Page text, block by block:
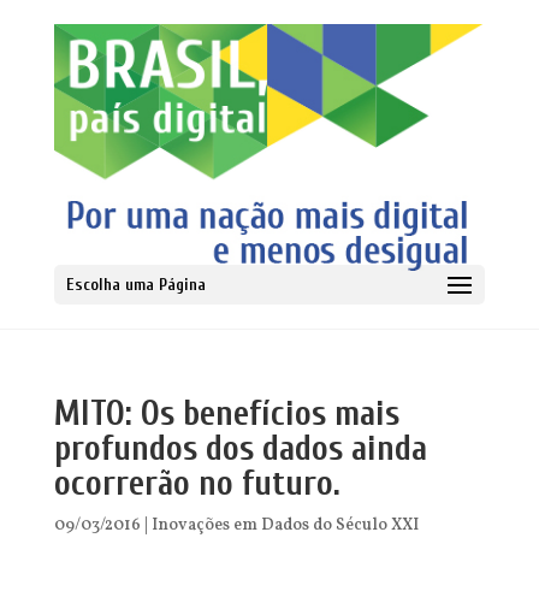
Escolha uma Página
MITO: Os benefícios mais
profundos dos dados ainda
ocorrerão no futuro.
09/03/2016 Inovações em Dados do Século XXI